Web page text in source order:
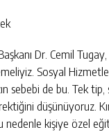
Dr. Cemil
Sosyal
sebebi de bu. Tek
düşünüyoruz.
nedenle kişiye özel